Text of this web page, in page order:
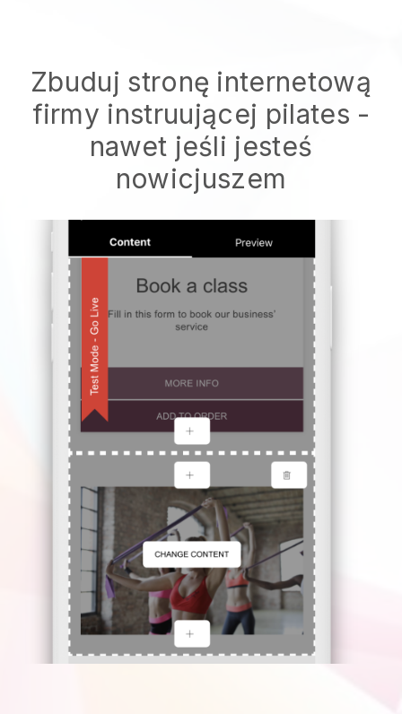
Zbuduj stronę internetową
firmy instruującej pilates -
nawet jeśli jesteś
nowicjuszem